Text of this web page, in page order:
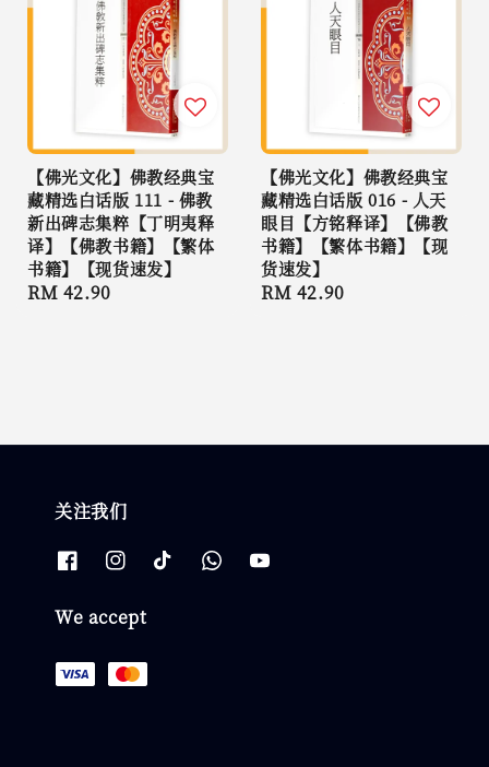
【佛光文化】佛教经典宝
藏精选白话版 111 - 佛教
新出碑志集粹【丁明夷释
译】【佛教书籍】【繁体
书籍】【现货速发】
Regular
RM 42.90
【佛光文化】佛教经典宝
藏精选白话版 016 - 人天
眼目【方铭释译】【佛教
书籍】【繁体书籍】【现
货速发】
Regular
RM 42.90
关注我们
We accept